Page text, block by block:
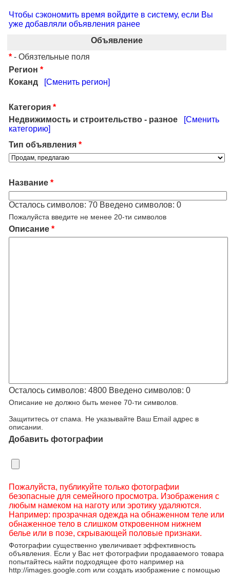
Чтобы сэкономить время войдите в систему, если Вы
уже добавляли объявления ранее
Объявление
* - Обязтельные поля
Регион *
Коканд
[Сменить регион]
Категория *
Недвижимость и строительство - разное
[Сменить
категорию]
Тип объявления *
Название *
Осталось символов: 70 Введено символов: 0
Пожалуйста введите не менее 20-ти символов
Описание *
Осталось символов: 4800 Введено символов: 0
Описание не должно быть менее 70-ти символов.
Защититесь от спама. Не указывайте Ваш Email адрес в
описании.
Добавить фотографии
Пожалуйста, публикуйте только фотографии
безопасные для семейного просмотра. Изображения с
любым намеком на наготу или эротику удаляются.
Например: прозрачная одежда на обнаженном теле или
обнаженное тело в слишком откровенном нижнем
белье или в позе, скрывающей половые признаки.
Фотографии существенно увеличивает эффективность
объявления. Если у Вас нет фотографии продаваемого товара
попытайтесь найти подходящее фото например на
http://images.google.com или создать изображение с помощью